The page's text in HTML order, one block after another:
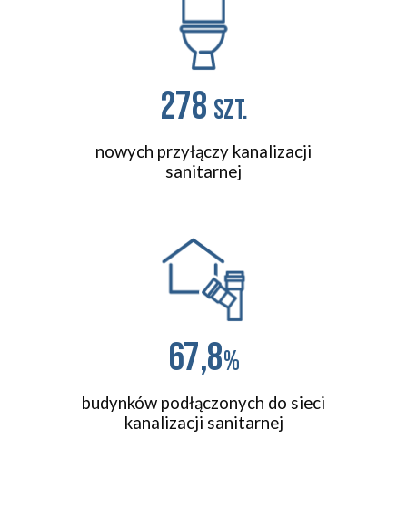
278 szt.
nowych przyłączy kanalizacji
sanitarnej
67,8%
budynków podłączonych do sieci
kanalizacji sanitarnej